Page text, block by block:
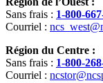
Sans frais : 1-800-
Courriel :
Région du Centre :
Sans frais : 1-800-
Courriel :